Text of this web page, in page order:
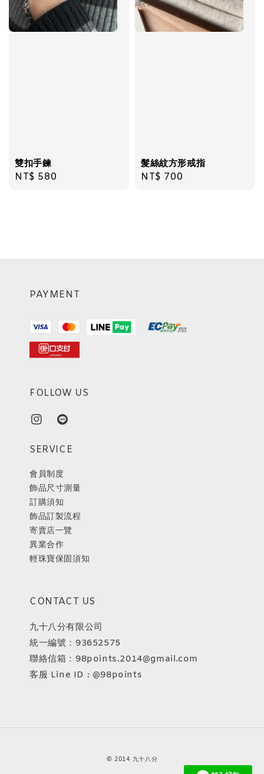
雙扣手鍊
Regular
NT$ 580
髮絲紋方形戒指
Regular
NT$ 700
PAYMENT
FOLLOW US
SERVICE
會員制度
飾品尺寸測量
訂購須知
飾品訂製流程
寄賣店一覽
異業合作
輕珠寶保固須知
CONTACT US
九十八分有限公司
統一編號：93652575
聯絡信箱：98points.2014@gmail.com
客服 Line ID : @98points
© 2014 九十八分